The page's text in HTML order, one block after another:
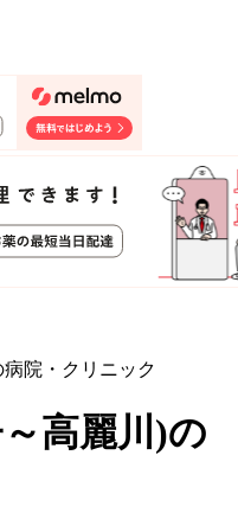
院・クリニック
高麗川)の